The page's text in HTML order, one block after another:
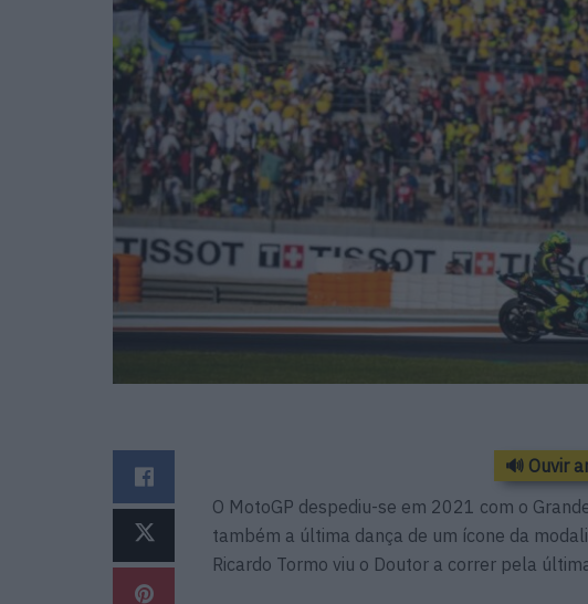
🔊 Ouvir
O MotoGP despediu-se em 2021 com o
também a última dança de um ícone da
Ricardo Tormo viu o Doutor a correr pela